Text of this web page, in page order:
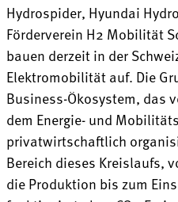
Hydrospider, Hyundai
Förderverein H2 Mobilität
bauen derzeit in der
Elektromobilität auf. Die
Business-Ökosystem, das
dem Energie- und
privatwirtschaftlich
Bereich dieses Kreislaufs,
die Produktion bis zum